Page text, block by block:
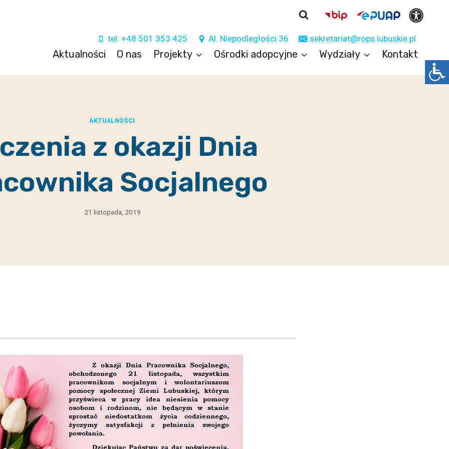
tel: +48 501 353 425 Al. Niepodległości 36 sekretariat@rops.lubuskie.pl
Aktualności O nas Projekty Ośrodki adopcyjne Wydziały Kontakt
AKTUALNOŚCI
z okazji Dnia
Socjalnego
21 listopada, 2019